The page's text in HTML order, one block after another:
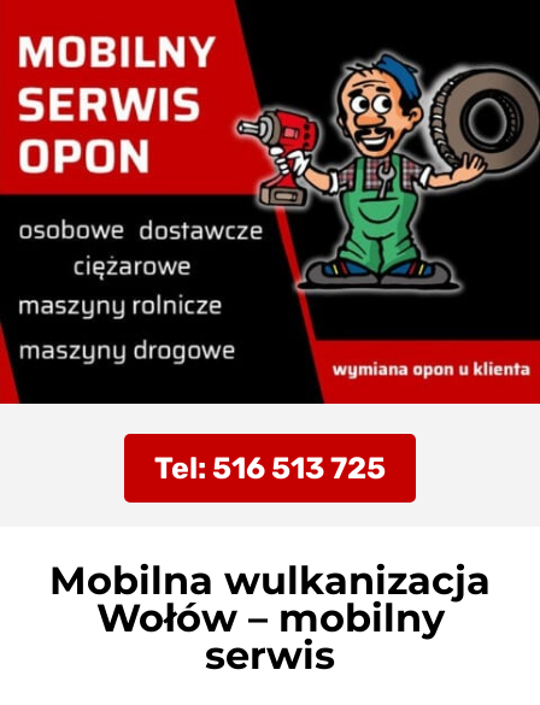
Tel: 516 513 725
Mobilna wulkanizacja
Wołów – mobilny
serwis